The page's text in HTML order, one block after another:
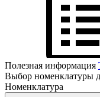
Полезная информация
Выбор номенклатуры
Номенклатура